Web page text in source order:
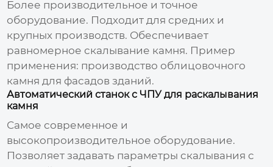
Более производительное и точное
оборудование. Подходит для средних и
крупных производств. Обеспечивает
равномерное скалывание камня. Пример
применения: производство облицовочного
камня для фасадов зданий.
Автоматический станок с ЧПУ для раскалывания
камня
Самое современное и
высокопроизводительное оборудование.
Позволяет задавать параметры скалывания с